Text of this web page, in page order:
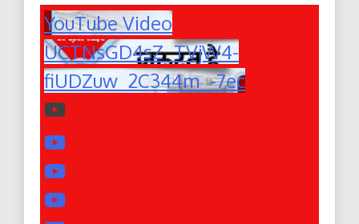
YouTube Video
UCTNsGD4sZ_TVjW4-
fiUDZuw_2C344m_-7ec